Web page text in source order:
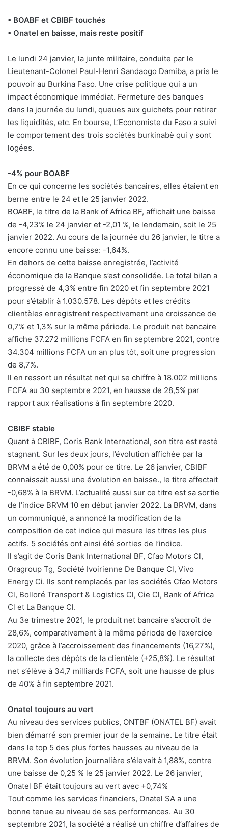
• BOABF et CBIBF touchés
• Onatel en baisse, mais reste positif
Le lundi 24 janvier, la junte militaire, conduite par le
Lieutenant-Colonel Paul-Henri Sandaogo Damiba, a pris le
pouvoir au Burkina Faso. Une crise politique qui a un
impact économique immédiat. Fermeture des banques
dans la journée du lundi, queues aux guichets pour retirer
les liquidités, etc. En bourse, L’Economiste du Faso a suivi
le comportement des trois sociétés burkinabè qui y sont
logées.
-4% pour BOABF
En ce qui concerne les sociétés bancaires, elles étaient en
berne entre le 24 et le 25 janvier 2022.
BOABF, le titre de la Bank of Africa BF, affichait une baisse
de -4,23% le 24 janvier et -2,01 %, le lendemain, soit le 25
janvier 2022. Au cours de la journée du 26 janvier, le titre a
encore connu une baisse: -1,64%.
En dehors de cette baisse enregistrée, l’activité
économique de la Banque s’est consolidée. Le total bilan a
progressé de 4,3% entre fin 2020 et fin septembre 2021
pour s’établir à 1.030.578. Les dépôts et les crédits
clientèles enregistrent respectivement une croissance de
0,7% et 1,3% sur la même période. Le produit net bancaire
affiche 37.272 millions FCFA en fin septembre 2021, contre
34.304 millions FCFA un an plus tôt, soit une progression
de 8,7%.
Il en ressort un résultat net qui se chiffre à 18.002 millions
FCFA au 30 septembre 2021, en hausse de 28,5% par
rapport aux réalisations à fin septembre 2020.
CBIBF stable
Quant à CBIBF, Coris Bank International, son titre est resté
stagnant. Sur les deux jours, l’évolution affichée par la
BRVM a été de 0,00% pour ce titre. Le 26 janvier, CBIBF
connaissait aussi une évolution en baisse., le titre affectait
-0,68% à la BRVM. L’actualité aussi sur ce titre est sa sortie
de l’indice BRVM 10 en début janvier 2022. La BRVM, dans
un communiqué, a annoncé la modification de la
composition de cet indice qui mesure les titres les plus
actifs. 5 sociétés ont ainsi été sorties de l’indice.
Il s’agit de Coris Bank International BF, Cfao Motors Cl,
Oragroup Tg, Société Ivoirienne De Banque Cl, Vivo
Energy Ci. Ils sont remplacés par les sociétés Cfao Motors
Cl, Bolloré Transport & Logistics Cl, Cie Cl, Bank of Africa
Cl et La Banque Cl.
Au 3e trimestre 2021, le produit net bancaire s’accroît de
28,6%, comparativement à la même période de l’exercice
2020, grâce à l’accroissement des financements (16,27%),
la collecte des dépôts de la clientèle (+25,8%). Le résultat
net s’élève à 34,7 milliards FCFA, soit une hausse de plus
de 40% à fin septembre 2021.
Onatel toujours au vert
Au niveau des services publics, ONTBF (ONATEL BF) avait
bien démarré son premier jour de la semaine. Le titre était
dans le top 5 des plus fortes hausses au niveau de la
BRVM. Son évolution journalière s’élevait à 1,88%, contre
une baisse de 0,25 % le 25 janvier 2022. Le 26 janvier,
Onatel BF était toujours au vert avec +0,74%
Tout comme les services financiers, Onatel SA a une
bonne tenue au niveau de ses performances. Au 30
septembre 2021, la société a réalisé un chiffre d’affaires de